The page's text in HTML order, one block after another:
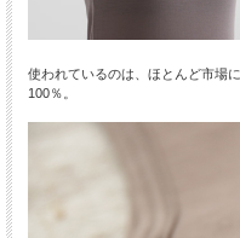
使われているのは、ほとんど市場
100％。